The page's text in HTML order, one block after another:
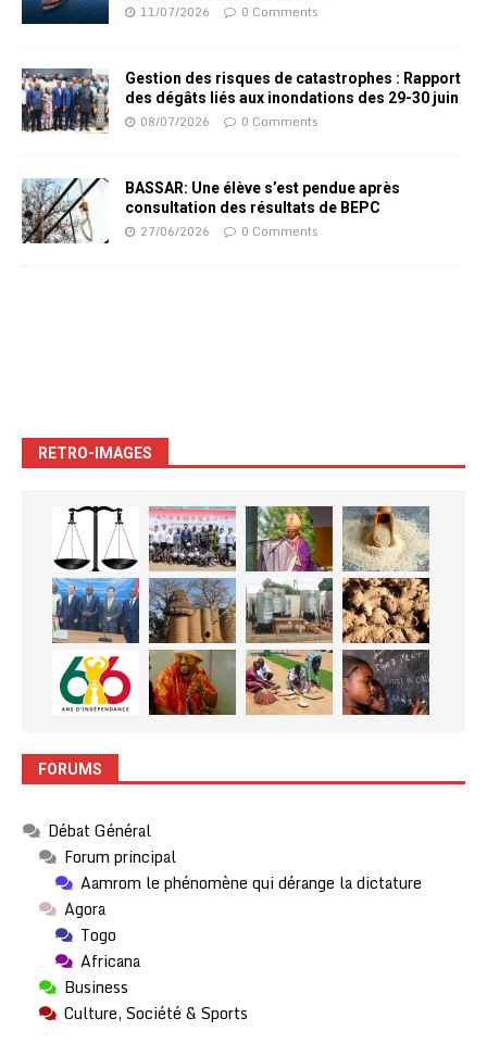
11/07/2026 0 Comments
Gestion des risques de catastrophes : Rapport
des dégâts liés aux inondations des 29-30 juin
08/07/2026 0 Comments
BASSAR: Une élève s’est pendue après
consultation des résultats de BEPC
27/06/2026 0 Comments
RETRO-IMAGES
FORUMS
Débat Général
Forum principal
Aamrom le phénomène qui dérange la dictature
Agora
Togo
Africana
Business
Culture, Société & Sports